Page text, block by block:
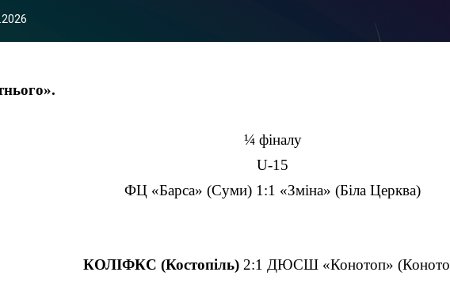
¼ фіналу
U-15
ФЦ «Барса» (Суми) 1:1 «Зміна» (Біла Церква)
КОЛІФКС (Костопіль)2:1 ДЮСШ «Конотоп»